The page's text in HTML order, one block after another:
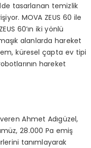
tasarlanan temizlik
MOVA ZEUS 60 ile
60’ın iki yönlü
alanlarda hareket
küresel çapta ev tipi
hareket
Ahmet Adıgüzel,
28.000 Pa emiş
tanımlayarak